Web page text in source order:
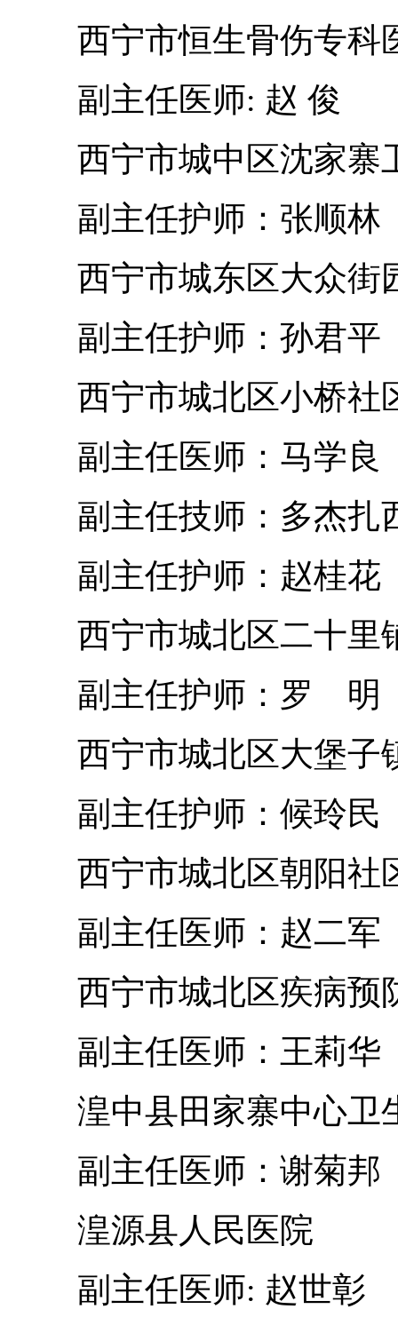
西宁市恒生骨伤专科
副主任医师: 赵 俊
西宁市城中区沈家寨
副主任护师：张顺林
西宁市城东区大众街
副主任护师：孙君平
西宁市城北区小桥社
副主任医师：马学良
副主任技师：多杰扎
副主任护师：赵桂花
西宁市城北区二十里
副主任护师：罗 明
西宁市城北区大堡子
副主任护师：候玲民
西宁市城北区朝阳社
副主任医师：赵二军
西宁市城北区疾病预
副主任医师：王莉华
湟中县田家寨中心卫
副主任医师：谢菊邦
湟源县人民医院
副主任医师: 赵世彰